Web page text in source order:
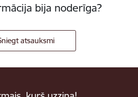
bija noderīga?
atsauksmi